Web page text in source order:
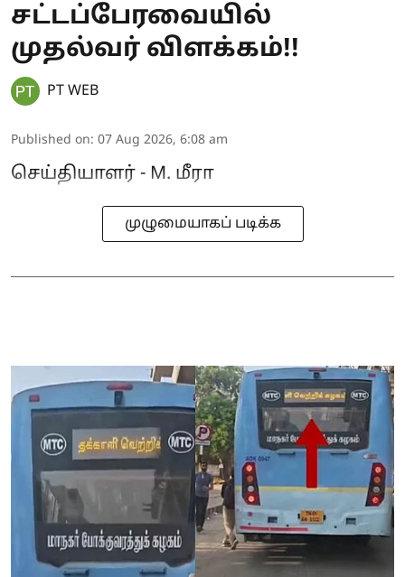
சட்டப்பேரவையில்
முதல்வர் விளக்கம்!!
PT WEB
Published on: 07 Aug 2026, 6:08 am
செய்தியாளர் - M. மீரா
முழுமையாகப் படிக்க